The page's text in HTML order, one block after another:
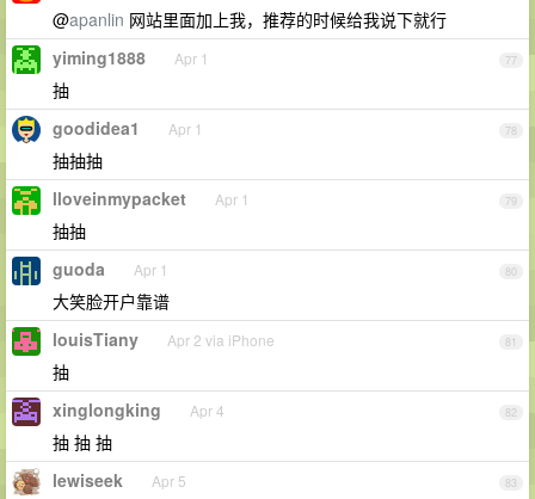
@apanlin 网站里面加上我，推荐的时候给我说下就行
77
yiming1888 Apr 1
抽
78
goodidea1 Apr 1
抽抽抽
79
lloveinmypacket Apr 1
抽抽
80
guoda Apr 1
大笑脸开户靠谱
81
louisTiany Apr 2 via iPhone
抽
82
xinglongking Apr 4
抽 抽 抽
83
lewiseek Apr 5